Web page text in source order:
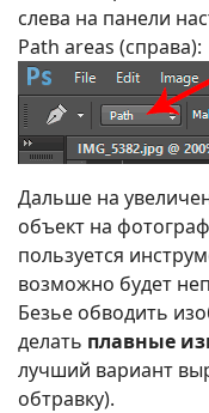
слева на панели
Path areas (справа):
Дальше на
объект на
пользуется
возможно будет
Безье обводить
делать плавные
лучший вариант
обтравку).